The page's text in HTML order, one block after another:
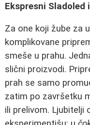
Ekspresni Sladoled
Za one koji žube za
komplikovane
smeše u prahu.
slični proizvodi.
prah se samo
zatim po završetku
ili prelivom. Ljubitelji